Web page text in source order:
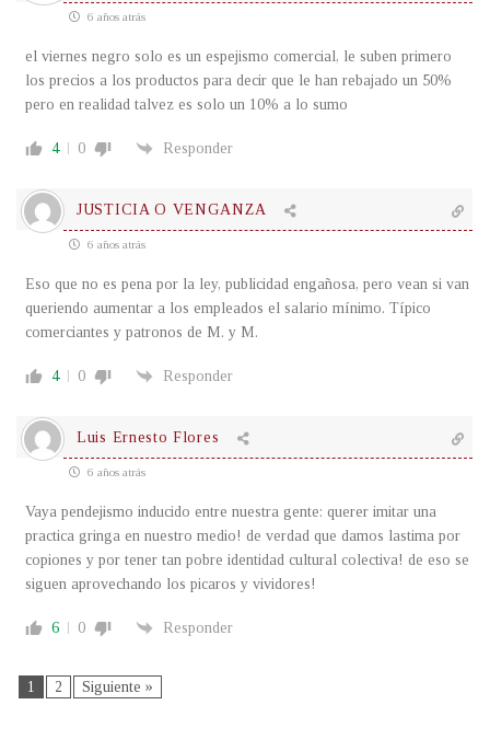
6 años atrás
el viernes negro solo es un espejismo comercial, le suben primero
los precios a los productos para decir que le han rebajado un 50%
pero en realidad talvez es solo un 10% a lo sumo
4 0 Responder
JUSTICIA O VENGANZA
6 años atrás
Eso que no es pena por la ley, publicidad engañosa, pero vean si van
queriendo aumentar a los empleados el salario mínimo. Típico
comerciantes y patronos de M. y M.
4 0 Responder
Luis Ernesto Flores
6 años atrás
Vaya pendejismo inducido entre nuestra gente: querer imitar una
practica gringa en nuestro medio! de verdad que damos lastima por
copiones y por tener tan pobre identidad cultural colectiva! de eso se
siguen aprovechando los picaros y vividores!
6 0 Responder
1 2 Siguiente »